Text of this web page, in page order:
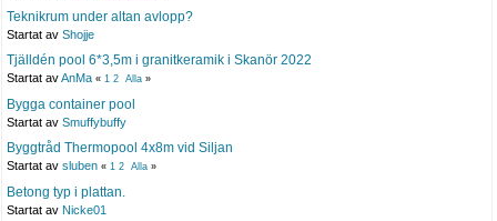
Teknikrum under altan avlopp?
Startat av Shojje
Tjälldén pool 6*3,5m i granitkeramik i Skanör 2022
Startat avAnMa « 1 2 Alla »
Bygga container pool
Startat av Smuffybuffy
Byggtråd Thermopool 4x8m vid Siljan
Startat av sluben « 1 2 Alla »
Betong typ i plattan.
Startat av Nicke01